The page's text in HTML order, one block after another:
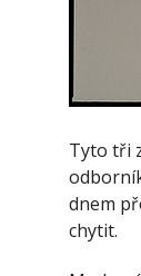
Tyto tři
dnem
chytit.